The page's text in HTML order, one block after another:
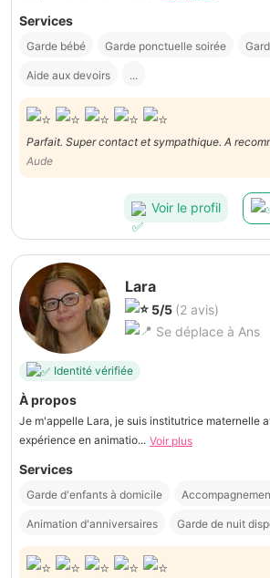
Services
Garde bébé Garde ponctuelle soirée
Aide aux devoirs ...
Parfait. Super contact et sympathique. A
Aude
Voir le profil
Lara
5/5 (2 avis)
Se déplace à Ans
Identité vérifiée
À propos
Je m'appelle Lara, je suis institutrice maternelle
expérience en animatio... Voir plus
Services
Garde d'enfants à domicile
Animation d'anniversaires Garde de nuit